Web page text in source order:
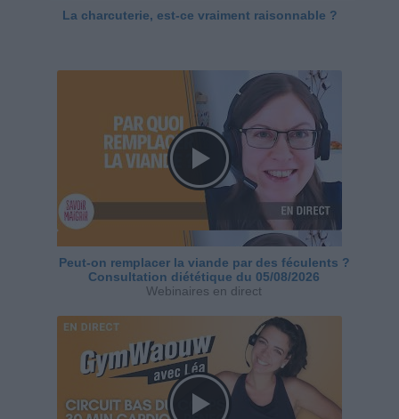
La charcuterie, est-ce vraiment raisonnable ?
Peut-on remplacer la viande par des féculents ?
Consultation diététique du 05/08/2026
Webinaires en direct